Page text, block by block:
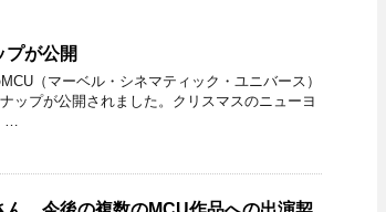
プが公開
（マーベル・シネマティック・ユニバース）
ップが公開されました。クリスマスのニューヨ
…